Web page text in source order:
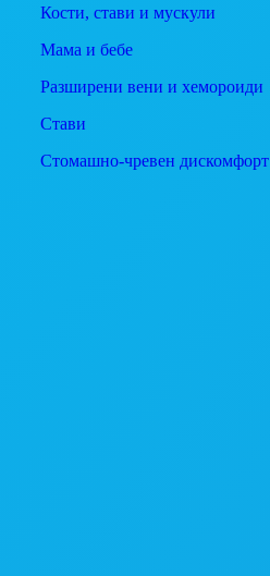
Кости, стави и мускули
Мама и бебе
Разширени вени и хемороиди
Стави
Стомашно-чревен дискомфорт